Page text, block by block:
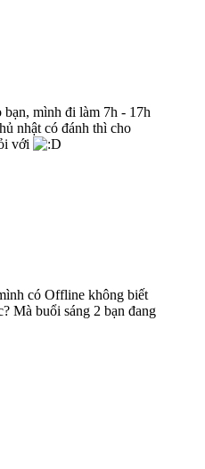
bạn, mình đi làm 7h - 17h
nhật có đánh thì cho
với
có Offline không biết
Mà buổi sáng 2 bạn đang